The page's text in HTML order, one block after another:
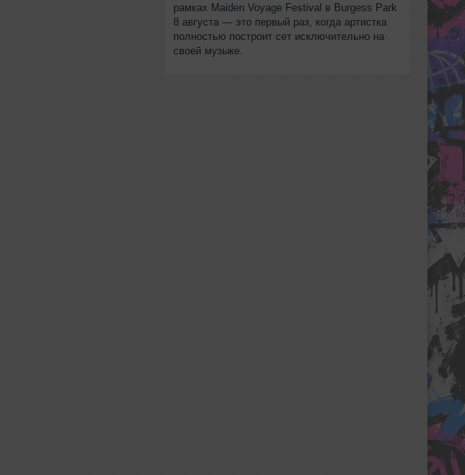
рамках Maiden Voyage Festival в Burgess Park
8 августа — это первый раз, когда артистка
полностью построит сет исключительно на
своей музыке.